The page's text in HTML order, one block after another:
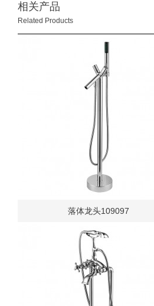
相关产品
Related Products
落体龙头109097